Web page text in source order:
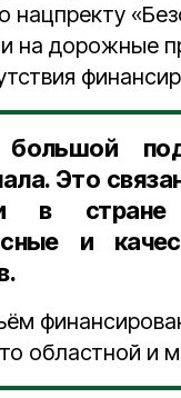
нацпректу
на дорожные
большой
Это
в стране
и
областной